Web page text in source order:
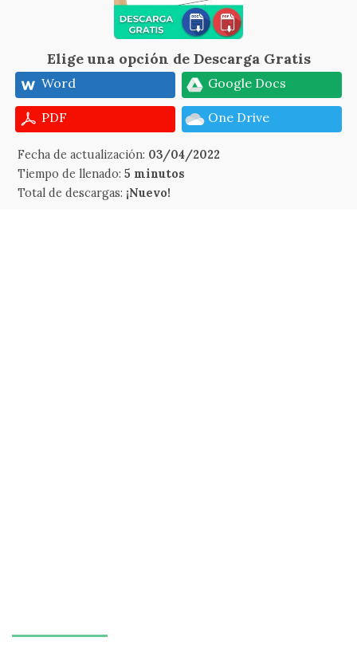
Elige una opción de Descarga Gratis
Word Google Docs
PDF One Drive
Fecha de actualización: 03/04/2022
Tiempo de llenado:5 minutos
Total de descargas: ¡Nuevo!